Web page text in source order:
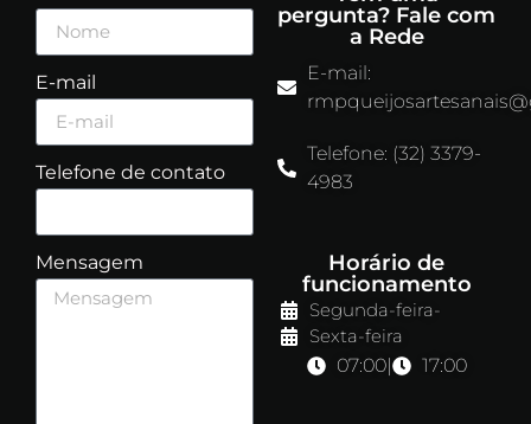
E-mail
Telefone de contato
Mensagem
pergunta? Fale com
a Rede
E-mail:
Telefone: (32) 3379-
4983
Horário de
funcionamento
Segunda-feira-
Sexta-feira
07:00| 17:00